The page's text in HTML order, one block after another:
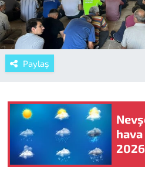
Paylaş